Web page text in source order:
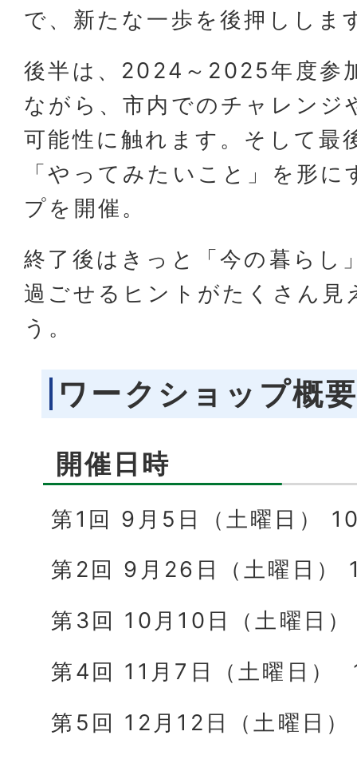
で、新たな一歩を後押ししま
後半は、2024～2025年度参
ながら、市内でのチャレンジ
可能性に触れます。そして最
「やってみたいこと」を形
プを開催。
終了後はきっと「今の暮らし
過ごせるヒントがたくさん見
う。
ワークショップ概
開催日時
第1回 9月5日（土曜日）
第2回 9月26日（土曜日）
第3回 10月10日（土曜日
第4回 11月7日（土曜日）
第5回 12月12日（土曜日